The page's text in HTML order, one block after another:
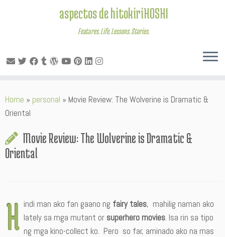
to
content
aspectos de hitokiriHOSHI
Features. Life. Lessons. Stories.
Home » personal » Movie Review: The Wolverine is Dramatic &
Oriental
Movie Review: The Wolverine is Dramatic &
Oriental
H indi man ako fan gaano ng fairy tales, mahilig naman ako
lately sa mga mutant or superhero movies. Isa rin sa tipo
ng mga kino-collect ko. Pero so far, aminado ako na mas